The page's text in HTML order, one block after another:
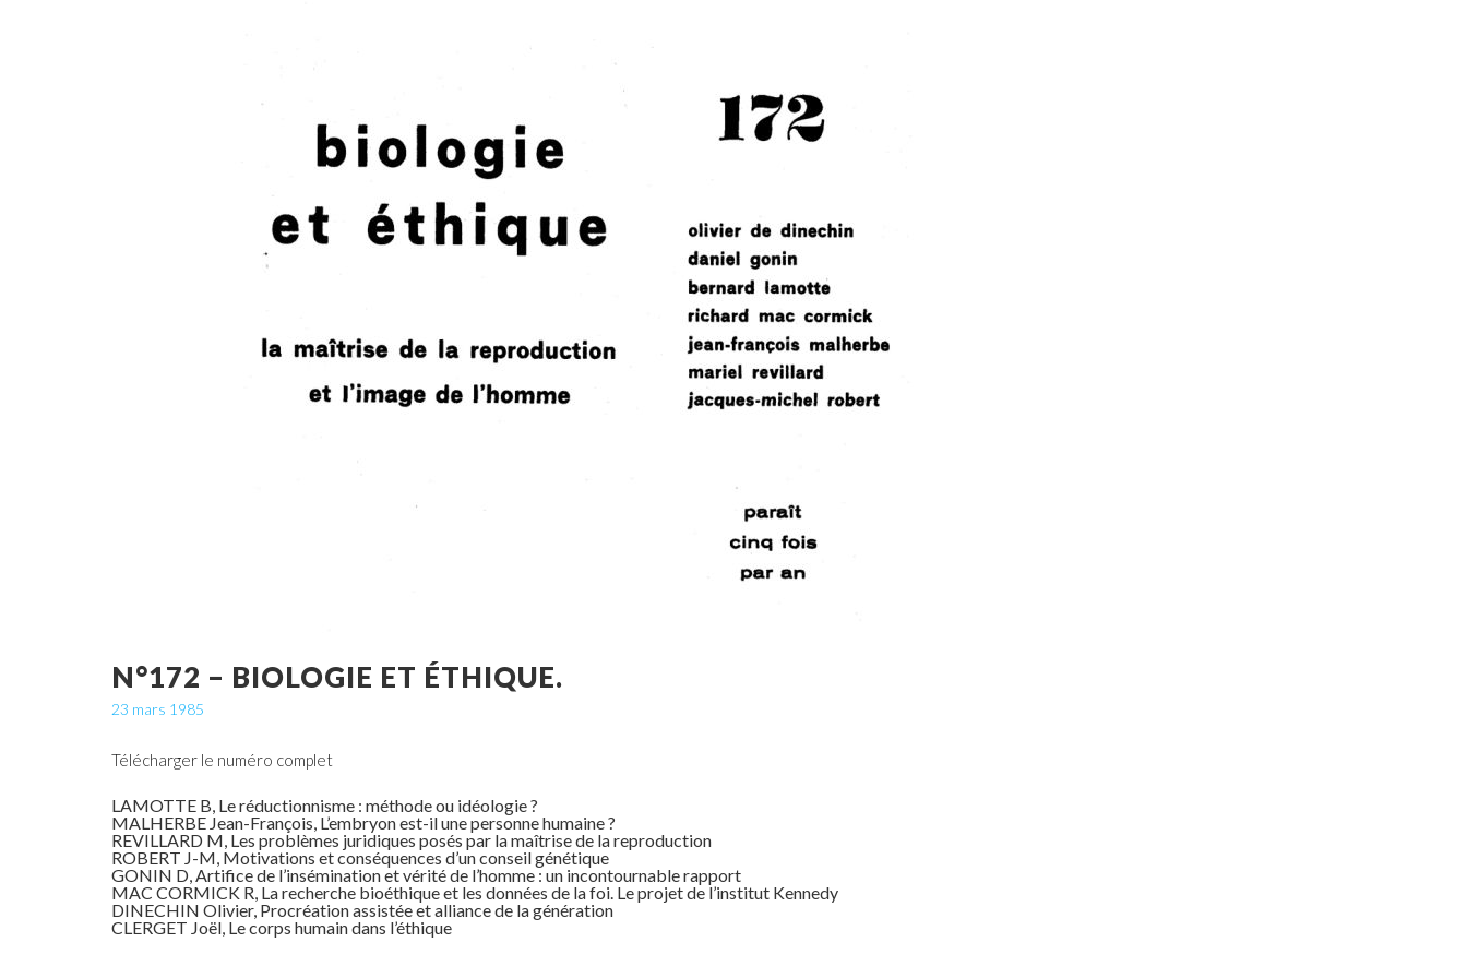
N°172 – BIOLOGIE ET ÉTHIQUE.
23 mars 1985
Télécharger le numéro complet
LAMOTTE B, Le réductionnisme : méthode ou idéologie ?
MALHERBE Jean-François, L’embryon est-il une personne humaine ?
REVILLARD M, Les problèmes juridiques posés par la maîtrise de la reproduction
ROBERT J-M, Motivations et conséquences d’un conseil génétique
GONIN D, Artifice de l’insémination et vérité de l’homme : un incontournable rapport
MAC CORMICK R, La recherche bioéthique et les données de la foi. Le projet de l’institut Kennedy
DINECHIN Olivier, Procréation assistée et alliance de la génération
CLERGET Joël, Le corps humain dans l’éthique